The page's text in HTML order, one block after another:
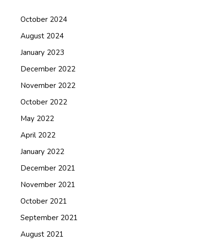
October 2024
August 2024
January 2023
December 2022
November 2022
October 2022
May 2022
April 2022
January 2022
December 2021
November 2021
October 2021
September 2021
August 2021